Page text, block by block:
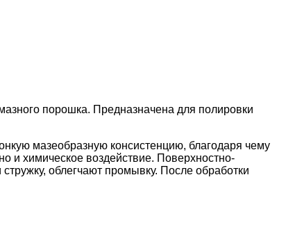
порошка. Предназначена для полировки
мазеобразную консистенцию, благодаря чему
и химическое воздействие. Поверхностно-
облегчают промывку. После обработки